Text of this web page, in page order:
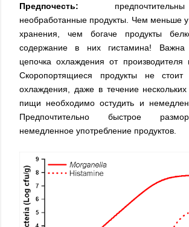
Предпочесть:
необработанные продукты. Чем меньше у
хранения, чем богаче продукты
содержание в них гистамина! Важна
цепочка охлаждения от производителя
Скоропортящиеся продукты не стоит
охлаждения, даже в течение нескольких
пищи необходимо остудить и
Предпочтительно быстрое
немедленное употребление продуктов.